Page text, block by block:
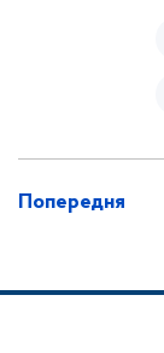
Попередня